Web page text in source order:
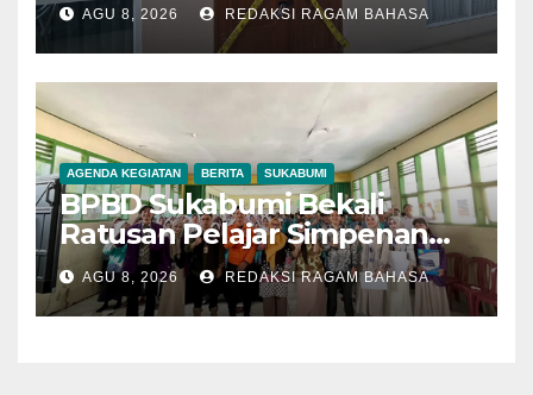
Barang Terlarang
AGU 8, 2026 REDAKSI RAGAM BAHASA
AGENDA KEGIATAN BERITA SUKABUMI
BPBD Sukabumi Bekali
Ratusan Pelajar Simpenan
dengan Mitigasi Bencana
dan PFA
AGU 8, 2026 REDAKSI RAGAM BAHASA